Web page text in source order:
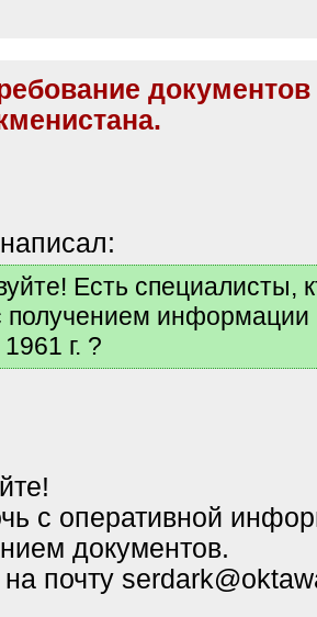
документов
Есть специалисты,
получением информации
г. ?
с оперативной
документов.
почту